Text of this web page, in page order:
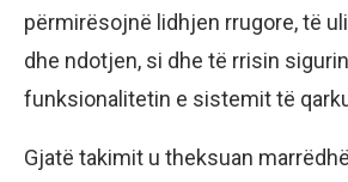
përmirësojnë lidhjen rrugore, të
dhe ndotjen, si dhe të rrisin
funksionalitetin e sistemit të
Gjatë takimit u theksuan